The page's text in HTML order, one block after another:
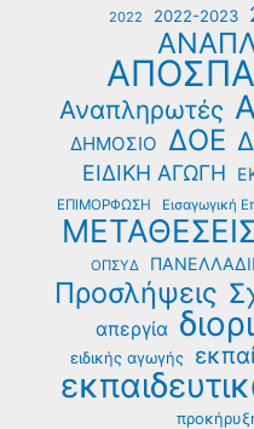
2022 2022-2023
Αναπληρωτές
ΔΗΜΟΣΙΟ ΔΟΕ
ΕΙΔΙΚΗ ΑΓΩΓΗ
ΕΠΙΜΟΡΦΩΣΗ Εισαγωγική
ΟΠΣΥΔ
Προσλήψεις
απεργία
ειδικής αγωγής